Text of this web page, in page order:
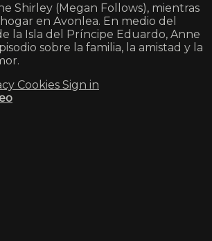
Shirley (Megan Follows), mientras
en Avonlea. En medio del
la Isla del Príncipe Eduardo, Anne
sobre la familia, la amistad y la
Cookies Sign in